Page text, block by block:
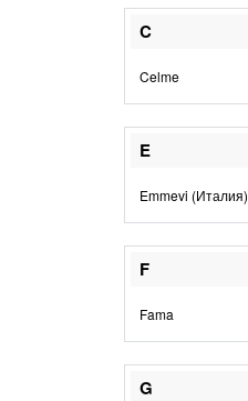
C
Celme
E
Emmevi (Италия)
F
Fama
G